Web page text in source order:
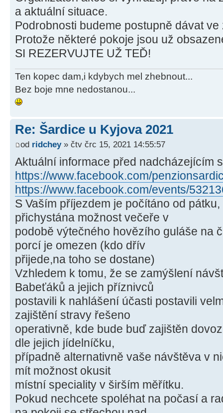
a aktuální situace.
Podrobnosti budeme postupně dávat
Protože některé pokoje jsou už
SI REZERVUJTE UŽ TEĎ!
Ten kopec dam,i kdybych mel zhebnout...
Bez boje mne nedostanou...
Re: Šardice u Kyjova 2021
od ridchey» čtv črc 15, 2021 14:55:57
Aktuální informace před nadcházejícím
https://www.facebook.com/
https://www.facebook.com/events/
S Vaším příjezdem je počítáno od
přichystána možnost večeře v
podobě výtečného hovězího guláše na
porcí je omezen (kdo dřív
přijede,na toho se dostane)
Vzhledem k tomu, že se zamýšlení
Babeťáků a jejich příznivců
postavili k nahlášení účasti postavili
zajištění stravy řešeno
operativně, kde bude buď zajištěn
dle jejich jídelníčku,
případně alternativně vaše návštěva v
mít možnost okusit
místní speciality v širším měřítku.
Pokud nechcete spoléhat na počasí a